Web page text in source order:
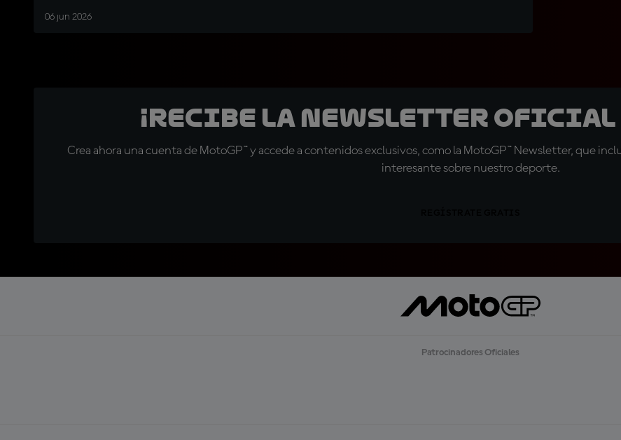
06 jun 2026
¡Recibe la Newsletter oficial
Crea ahora una cuenta de MotoGP™ y accede a contenidos exclusivos, como la MotoGP™ Newsletter, que
interesante sobre nuestro deporte.
Patrocinadores Oficiales